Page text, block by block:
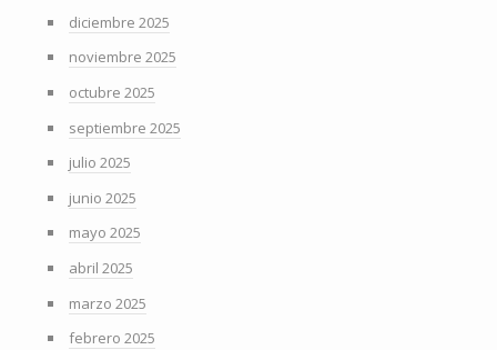
diciembre 2025
noviembre 2025
octubre 2025
septiembre 2025
julio 2025
junio 2025
mayo 2025
abril 2025
marzo 2025
febrero 2025